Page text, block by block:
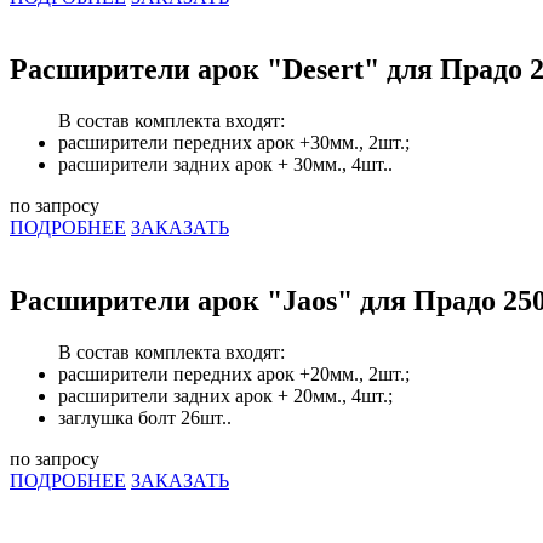
Расширители арок "Desert" для Прадо
В состав комплекта входят:
расширители передних арок +30мм., 2шт.;
расширители задних арок + 30мм., 4шт..
по запросу
ПОДРОБНЕЕ ЗАКАЗАТЬ
Расширители арок "Jaos" для Прадо
В состав комплекта входят:
расширители передних арок +20мм., 2шт.;
расширители задних арок + 20мм., 4шт.;
заглушка болт 26шт..
по запросу
ПОДРОБНЕЕ ЗАКАЗАТЬ